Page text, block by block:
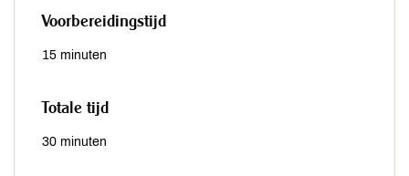
Voorbereidingstijd
15 minuten
Totale tijd
30 minuten